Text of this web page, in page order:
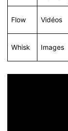
Flow Vidéos
Whisk Images